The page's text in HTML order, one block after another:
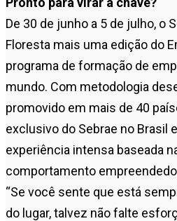
De 30 de junho a 5 de julho, o
Floresta mais uma edição do
programa de formação de
mundo. Com metodologia
promovido em mais de 40
exclusivo do Sebrae no Brasil
experiência intensa baseada
comportamento
“Se você sente que está
do lugar, talvez não falte